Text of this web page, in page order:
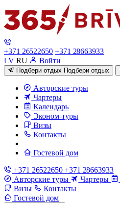
+371 26522650 +371 28663933
LV RU Войти
Подбери отдых Подбери отдых
Авторские туры
Чартеры
Календарь
Эконом-туры
Визы
Контакты
Гостевой дом
+371 26522650 +371 28663933
Авторские туры
Чартеры
Визы
Контакты
Гостевой дом